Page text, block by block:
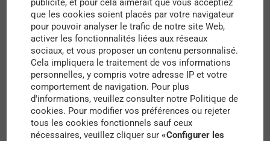
Paris veut transformer son paysage urbain. Ce
nouveau PLU-B prévoit des changements
ambitieux pour les espaces verts au sein de la
capitale.“La Ville vise 70 hectares de nouveaux
espaces verts, avec 10 parcs « largement agrandis
ou créés « .Cette végétalisation de la ville veut
publicité, et pour cela aimerait que vous acceptiez
que les cookies soient placés par votre navigateur
pour pouvoir analyser le trafic de notre site Web,
activer les fonctionnalités liées aux réseaux
sociaux, et vous proposer un contenu personnalisé.
Cela impliquera le traitement de vos informations
personnelles, y compris votre adresse IP et votre
comportement de navigation. Pour plus
d'informations, veuillez consulter notre Politique de
cookies. Pour modifier vos préférences ou rejeter
tous les cookies fonctionnels sauf ceux
nécessaires, veuillez cliquer sur«Configurer les